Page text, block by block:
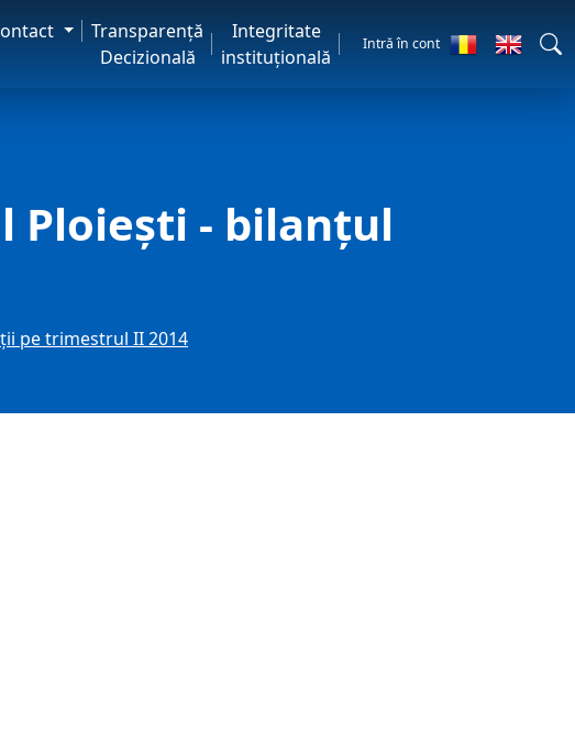
Transparență
Decizională
Integritate
instituțională
Intră în cont
Ploiești - bilanțul
pe trimestrul II 2014